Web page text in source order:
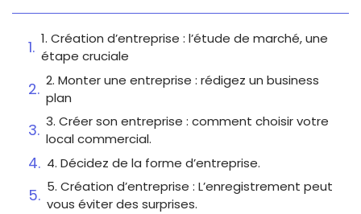
1. Création d’entreprise : l’étude de marché, une
étape cruciale
2. Monter une entreprise : rédigez un business
plan
3. Créer son entreprise : comment choisir votre
local commercial.
4. Décidez de la forme d’entreprise.
5. Création d’entreprise : L’enregistrement peut
vous éviter des surprises.